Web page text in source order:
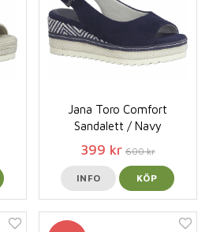
Jana Toro Comfort
Sandalett / Navy
399 kr 600 kr
INFO KÖP